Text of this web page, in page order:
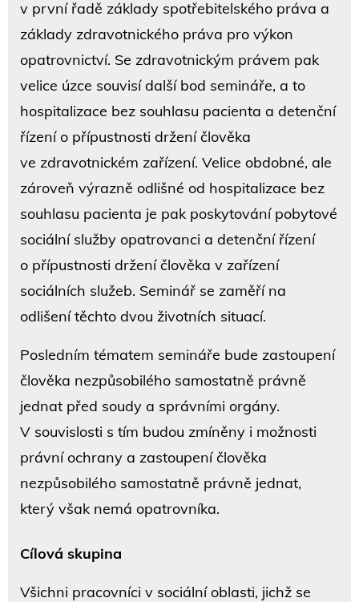
v první řadě základy spotřebitelského práva a
základy zdravotnického práva pro výkon
opatrovnictví. Se zdravotnickým právem pak
velice úzce souvisí další bod semináře, a to
hospitalizace bez souhlasu pacienta a detenční
řízení o přípustnosti držení člověka
ve zdravotnickém zařízení. Velice obdobné, ale
zároveň výrazně odlišné od hospitalizace bez
souhlasu pacienta je pak poskytování pobytové
sociální služby opatrovanci a detenční řízení
o přípustnosti držení člověka v zařízení
sociálních služeb. Seminář se zaměří na
odlišení těchto dvou životních situací.
Posledním tématem semináře bude zastoupení
člověka nezpůsobilého samostatně právně
jednat před soudy a správními orgány.
V souvislosti s tím budou zmíněny i možnosti
právní ochrany a zastoupení člověka
nezpůsobilého samostatně právně jednat,
který však nemá opatrovníka.
Cílová skupina
Všichni pracovníci v sociální oblasti, jichž se